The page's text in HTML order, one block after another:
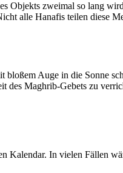
zweimal so lang
alle Hanafis teilen diese
Auge in die Sonne
Maghrib-Gebets zu
Kalendar. In vielen Fällen